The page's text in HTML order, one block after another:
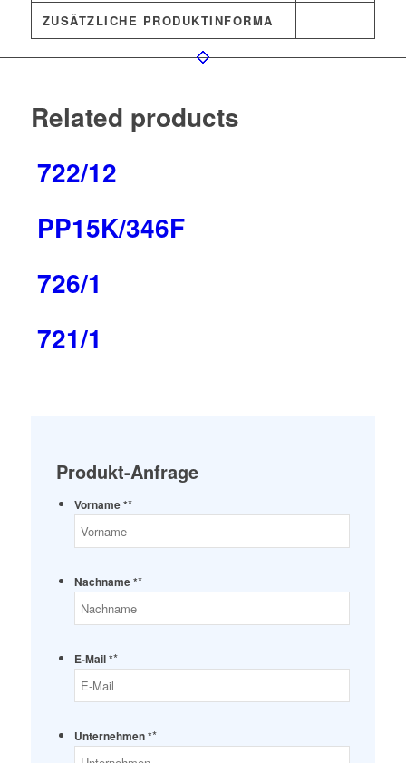
ZUSÄTZLICHE PRODUKTINFORMA
Related products
722/12
PP15K/346F
726/1
721/1
Produkt-Anfrage
Vorname **
Nachname **
E-Mail **
Unternehmen **